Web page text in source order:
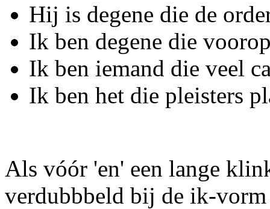
Hij is degene die de
Ik ben degene die
Ik ben iemand die veel
Ik ben het die pleisters
Als vóór 'en' een lange
verdubbbeld bij de ik-